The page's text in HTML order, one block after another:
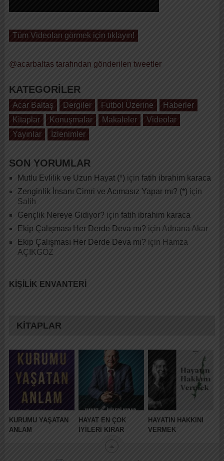
Tüm Videoları görmek için tıklayın!
@acarbaltas tarafından gönderilen tweetler
KATEGORILER
Acar Baltaş Dergiler Futbol Üzerine
Haberler
Kitaplar
Konuşmalar Makaleler
Videolar
Yayınlar
İzlenimler
SON YORUMLAR
Mutlu Evlilik ve Uzun Hayat (*)için fatih ibrahim karaca
Zenginlik İnsanı Cimri ve Acımasız Yapar mı? (*)için
Salih
Gençlik Nereye Gidiyor? için fatih ibrahim karaca
Ekip Çalışması Her Derde Deva mı? için Adrıana Akar
Ekip Çalışması Her Derde Deva mı? için Hamza
AÇIKGÖZ
KIŞILIK ENVANTERI
KITAPLAR
KURUMU YAŞATAN
ANLAM
HAYAT EN ÇOK
İYILERI KIRAR
HAYATIN HAKKINI
VERMEK